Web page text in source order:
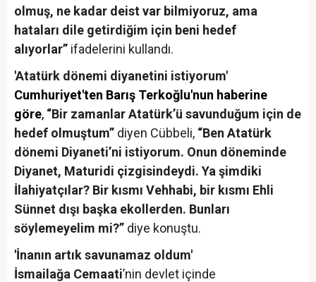
olmuş, ne kadar deist var bilmiyoruz, ama
hataları dile getirdiğim için beni hedef
alıyorlar” ifadelerini kullandı.
'Atatürk dönemi diyanetini istiyorum'
Cumhuriyet'ten Barış Terkoğlu'nun haberine
göre, “Bir zamanlar Atatürk’ü savunduğum için de
hedef olmuştum” diyen Cübbeli, “Ben Atatürk
dönemi Diyaneti’ni istiyorum. Onun döneminde
Diyanet, Maturidi çizgisindeydi. Ya şimdiki
İlahiyatçılar? Bir kısmı Vehhabi, bir kısmı Ehli
Sünnet dışı başka ekollerden. Bunları
söylemeyelim mi?” diye konuştu.
'İnanın artık savunamaz oldum'
İsmailağa Cemaati’nin devlet içinde